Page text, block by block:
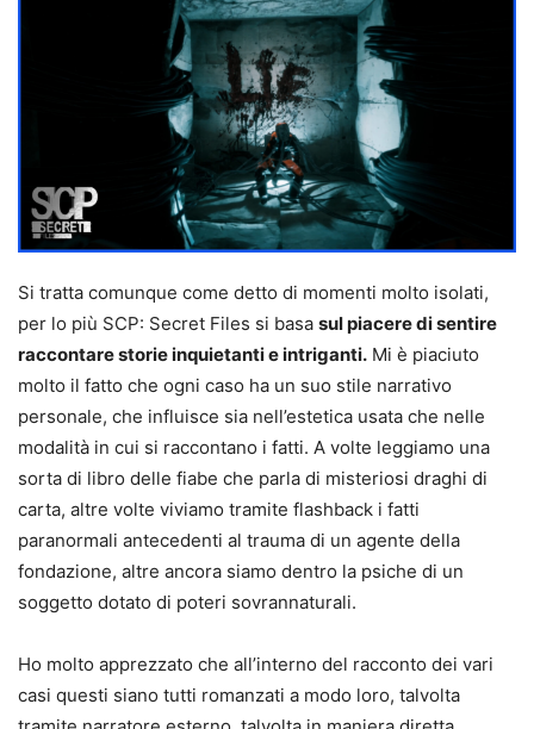
Si tratta comunque come detto di momenti molto isolati,
per lo più SCP: Secret Files si basa sul piacere di sentire
raccontare storie inquietanti e intriganti. Mi è piaciuto
molto il fatto che ogni caso ha un suo stile narrativo
personale, che influisce sia nell’estetica usata che nelle
modalità in cui si raccontano i fatti. A volte leggiamo una
sorta di libro delle fiabe che parla di misteriosi draghi di
carta, altre volte viviamo tramite flashback i fatti
paranormali antecedenti al trauma di un agente della
fondazione, altre ancora siamo dentro la psiche di un
soggetto dotato di poteri sovrannaturali.
Ho molto apprezzato che all’interno del racconto dei vari
casi questi siano tutti romanzati a modo loro, talvolta